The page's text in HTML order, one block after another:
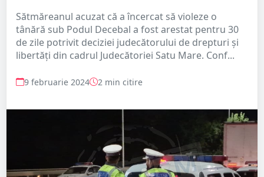
Sătmăreanul acuzat că a încercat să violeze o
tânără sub Podul Decebal a fost arestat pentru 30
de zile potrivit deciziei judecătorului de drepturi și
libertăți din cadrul Judecătoriei Satu Mare. Conf...
9 februarie 2024 2 min citire